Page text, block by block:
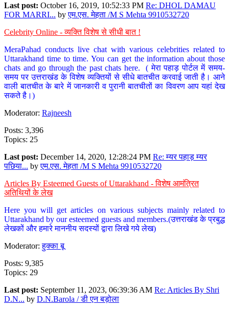
Last post: October 16, 2019, 10:52:33 PM Re: DHOL DAMAU
FOR MARRI... byएम.एस. मेहता /M S Mehta 9910532720
Celebrity Online - व्यक्ति विशेष से सीधी बात !
MeraPahad conducts live chat with various celebrities related to
Uttarakhand time to time. You can get the information about those
chats and go through the past chats here. ( मेरा पहाड़ पोर्टल में समय-
समय पर उत्तराखंड के विशेष व्यक्तियों से सीधे बातचीत करवाई जाती है। आने
वाली बातचीत के बारे में जानकारी व पुरानी बातचीतों का विवरण आप यहां देख
सकते है।)
Moderator: Rajneesh
Posts: 3,396
Topics: 25
Last post: December 14, 2020, 12:28:24 PM Re: म्यर पहाड़ म्यर
पछिया... byएम.एस. मेहता /M S Mehta 9910532720
Articles By Esteemed Guests of Uttarakhand - विशेष आमंत्रित
अतिथियों के लेख
Here you will get articles on various subjects mainly related to
Uttarakhand by our esteemed guests and members.(उत्तराखंड के प्रबुद्ध
लेखकों और हमारे माननीय सदस्यों द्वारा लिखे गये लेख)
Moderator:हुक्का बू
Posts: 9,385
Topics: 29
Last post: September 11, 2023, 06:39:36 AM Re: Articles By Shri
D.N... by D.N.Barola / डी एन बड़ोला